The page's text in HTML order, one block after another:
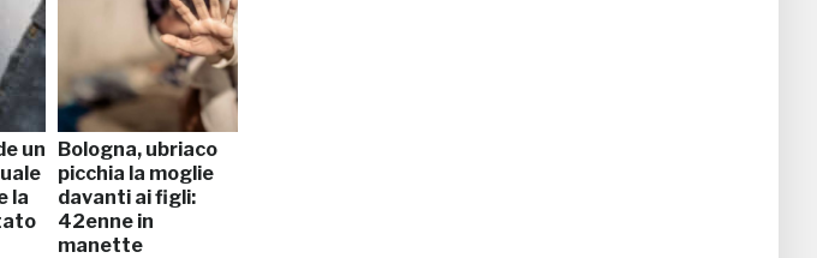
un
la
Bologna, ubriaco
picchia la moglie
davanti ai figli:
42enne in
manette